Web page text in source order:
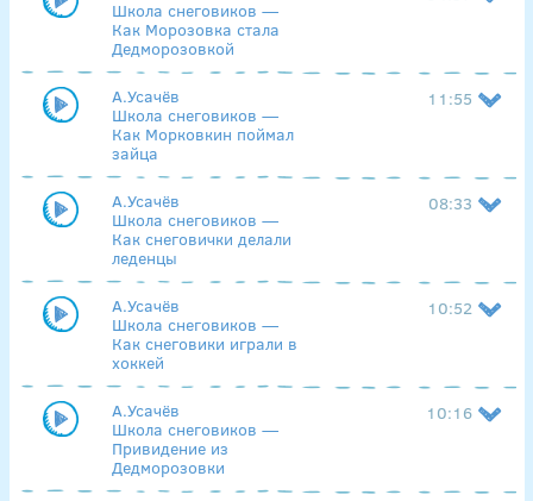
Школа снеговиков —
Как Морозовка стала
Дедморозовкой
А.Усачёв
Школа снеговиков —
Как Морковкин поймал
зайца
11:55
А.Усачёв
Школа снеговиков —
Как снеговички делали
леденцы
08:33
А.Усачёв
Школа снеговиков —
Как снеговики играли в
хоккей
10:52
А.Усачёв
Школа снеговиков —
Привидение из
Дедморозовки
10:16